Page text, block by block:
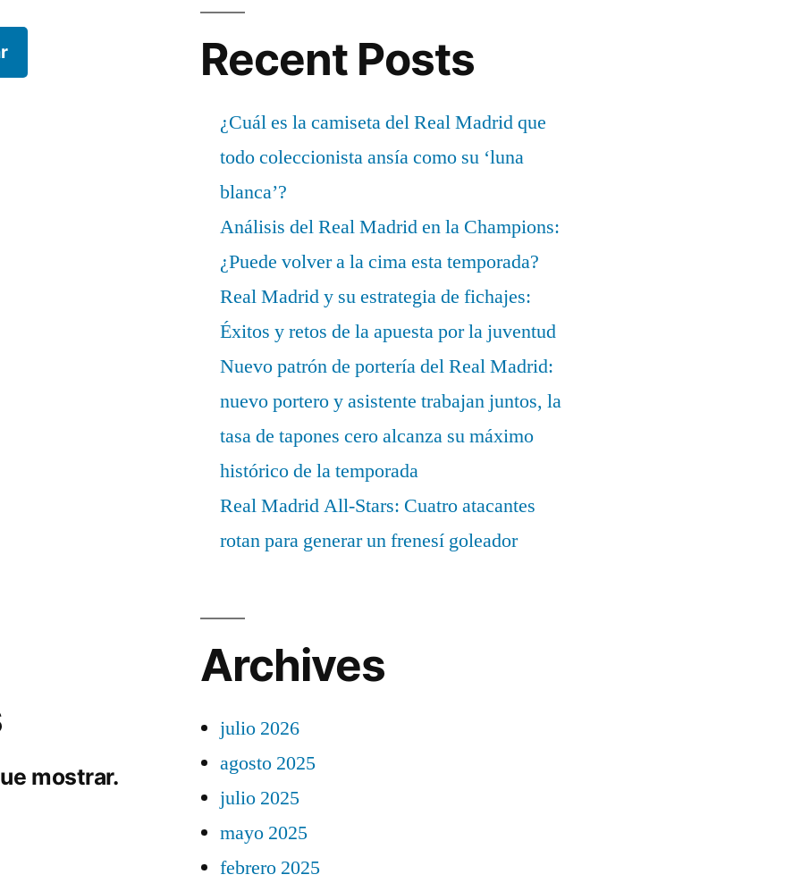
Recent Posts
¿Cuál es la camiseta del Real Madrid que
todo coleccionista ansía como su ‘luna
blanca’?
Análisis del Real Madrid en la Champions:
¿Puede volver a la cima esta temporada?
Real Madrid y su estrategia de fichajes:
Éxitos y retos de la apuesta por la juventud
Nuevo patrón de portería del Real Madrid:
nuevo portero y asistente trabajan juntos, la
tasa de tapones cero alcanza su máximo
histórico de la temporada
Real Madrid All-Stars: Cuatro atacantes
rotan para generar un frenesí goleador
mostrar.
Archives
julio 2026
agosto 2025
julio 2025
mayo 2025
febrero 2025